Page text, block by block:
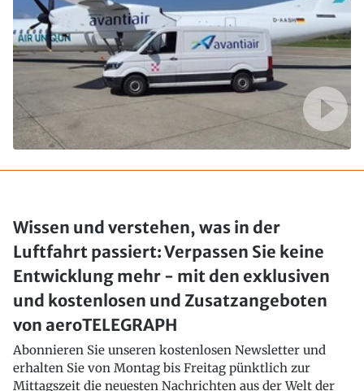
Wissen und verstehen, was in der
Luftfahrt passiert: Verpassen Sie keine
Entwicklung mehr - mit den exklusiven
und kostenlosen und Zusatzangeboten
von aeroTELEGRAPH
Abonnieren Sie unseren kostenlosen Newsletter und
erhalten Sie von Montag bis Freitag pünktlich zur
Mittagszeit die neuesten Nachrichten aus der Welt der